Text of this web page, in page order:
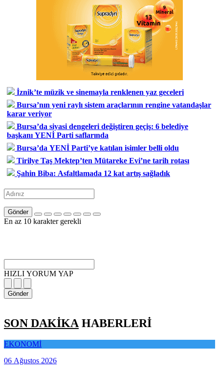
İznik’te müzik ve sinemayla renklenen yaz geceleri
Bursa’nın yeni raylı sistem araçlarının rengine vatandaşlar
karar veriyor
Bursa’da siyasi dengeleri değiştiren geçiş: 6 belediye
başkanı YENİ Parti saflarında
Bursa’da YENİ Parti’ye katılan isimler belli oldu
Tirilye Taş Mektep’ten Mütareke Evi’ne tarih rotası
Şahin Biba: Asfaltlamada 12 kat artış sağladık
Gönder
En az 10 karakter gerekli
HIZLI YORUM YAP
Gönder
SON DAKİKAHABERLERİ
EKONOMİ
06 Ağustos 2026